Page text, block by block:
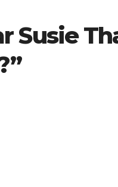
Susie